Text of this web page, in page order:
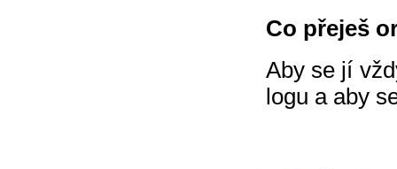
Co přeješ
Aby se jí
logu a aby